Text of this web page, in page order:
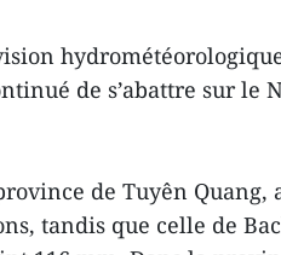
de s’abattre sur le
de Tuyên Quang,
tandis que celle de